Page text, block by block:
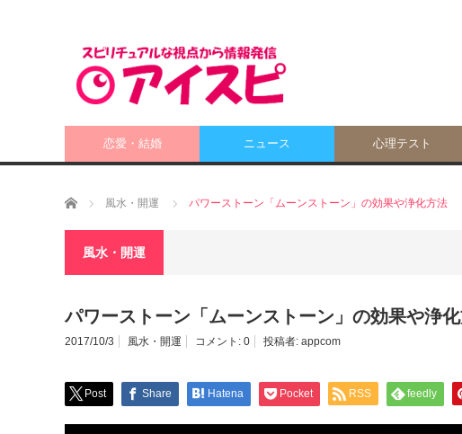
恋愛・結婚 ニュース 心理テスト
ホーム 風水・開運 パワーストーン「ムーンストーン」の効果や浄化方法
風水・開運
パワーストーン「ムーンストーン」の効果や浄
2017/10/3 風水・開運 コメント: 0 投稿者: appcom
Post Share Hatena Pocket RSS feedly